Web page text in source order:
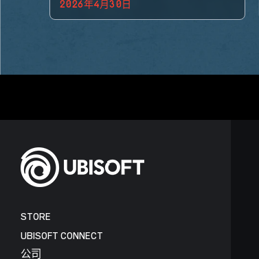
2026年4月30日
STORE
UBISOFT CONNECT
公司